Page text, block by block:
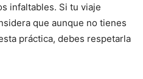
infaltables. Si tu viaje
que aunque no tienes
práctica, debes respetarla